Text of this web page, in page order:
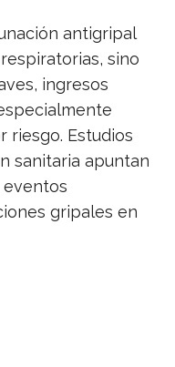
antigripal
sino
ingresos
riesgo. Estudios
sanitaria apuntan
eventos
gripales en